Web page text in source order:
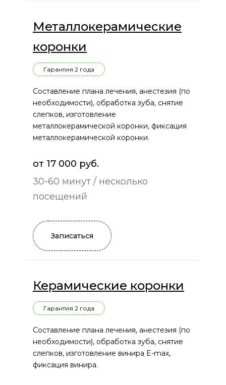
Металлокерамические
коронки
Гарантия 2 года
Составление плана лечения, анестезия (по
необходимости), обработка зуба, снятие
слепков, изготовление
металлокерамической коронки, фиксация
металлокерамической коронки.
от 17 000 руб.
30-60 минут / несколько
посещений
Записаться
Керамические коронки
Гарантия 2 года
Составление плана лечения, анестезия (по
необходимости), обработка зуба, снятие
слепков, изготовление винира E-max,
фиксация винира.